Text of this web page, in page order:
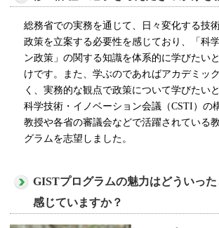
総務省での実務を通じて、日々変化する技
政策を立案する必要性を感じており、「科
ン政策」の関する知識を体系的に学びたい
けです。また、学ぶのであればアカデミッ
く、実務的な観点で政策について学びたい
科学技術・イノベーション会議（CSTI ）の
教授や各省の審議会などで活躍されている
グラムを志望しました。
GISTプログラムの魅力はどういっ
感じていますか？